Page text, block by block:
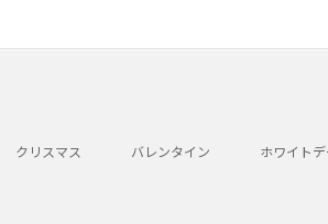
クリスマス バレンタイン ホワイト